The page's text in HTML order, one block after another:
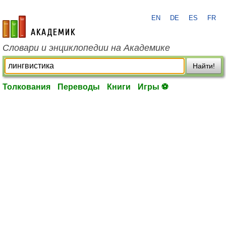
academic.ru
EN DE ES FR
Словари и энциклопедии на Академике
Найти!
Толкования Переводы Книги Игры ⚽